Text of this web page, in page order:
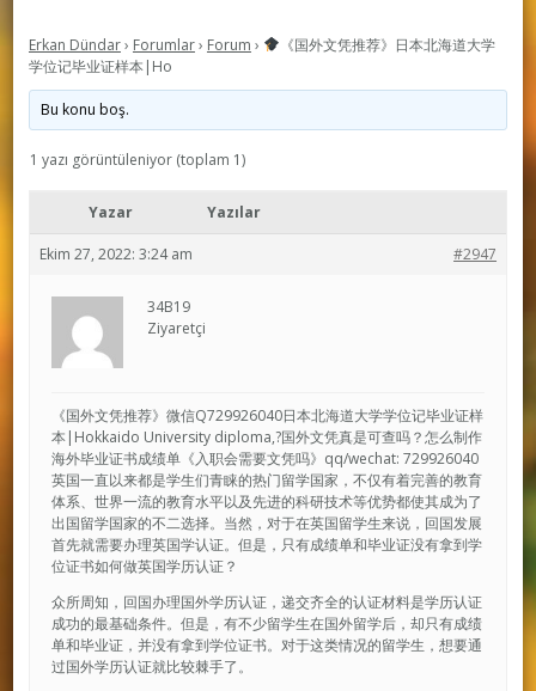
Erkan Dündar› Forumlar› Forum ›
《国外文凭推荐》日本北海道大学
学位记毕业证样本|Ho
Bu konu boş.
1 yazı görüntüleniyor (toplam 1)
Yazar Yazılar
Ekim 27, 2022: 3:24 am #2947
34B19
Ziyaretçi
《国外文凭推荐》微信Q729926040日本北海道大学学位记毕业证样
本|Hokkaido University diploma,?国外文凭真是可查吗？怎么制作
海外毕业证书成绩单《入职会需要文凭吗》qq/wechat: 729926040
英国一直以来都是学生们青睐的热门留学国家，不仅有着完善的教育
体系、世界一流的教育水平以及先进的科研技术等优势都使其成为了
出国留学国家的不二选择。当然，对于在英国留学生来说，回国发展
首先就需要办理英国学认证。但是，只有成绩单和毕业证没有拿到学
位证书如何做英国学历认证？
众所周知，回国办理国外学历认证，递交齐全的认证材料是学历认证
成功的最基础条件。但是，有不少留学生在国外留学后，却只有成绩
单和毕业证，并没有拿到学位证书。对于这类情况的留学生，想要通
过国外学历认证就比较棘手了。